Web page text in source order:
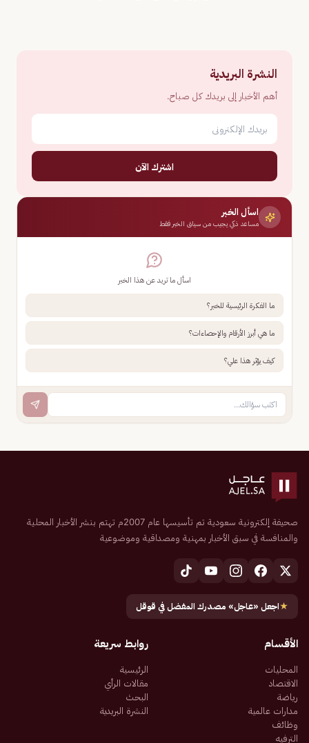
النشرة البريدية
أهم الأخبار إلى بريدك كل صباح.
اشترك الآن
اسأل الخبر
مساعد ذكي يجيب من سياق الخبر فقط
اسأل ما تريد عن هذا الخبر
ما الفكرة الرئيسية للخبر؟
ما هي أبرز الأرقام والإحصاءات؟
كيف يؤثر هذا علي؟
صحيفة إلكترونية سعودية تم تأسيسها عام 2007م تهتم بنشر الأخبار المحلية
والمنافسة في سبق الأخبار بمهنية ومصداقية وموضوعية
★اجعل «عاجل» مصدرك المفضل في قوقل
الأقسام
المحليات
الاقتصاد
رياضة
مدارات عالمية
وظائف
الترفيه
روابط سريعة
الرئيسية
مقالات الرأي
البحث
النشرة البريدية